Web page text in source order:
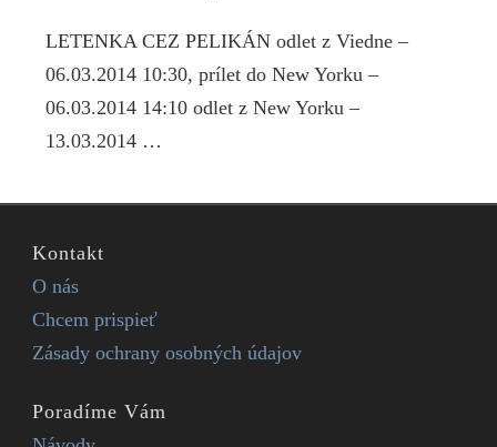
LETENKA CEZ PELIKÁN odlet z Viedne –
06.03.2014 10:30, prílet do New Yorku –
06.03.2014 14:10 odlet z New Yorku –
13.03.2014 …
Kontakt
O nás
Chcem prispieť
Zásady ochrany osobných údajov
Poradíme Vám